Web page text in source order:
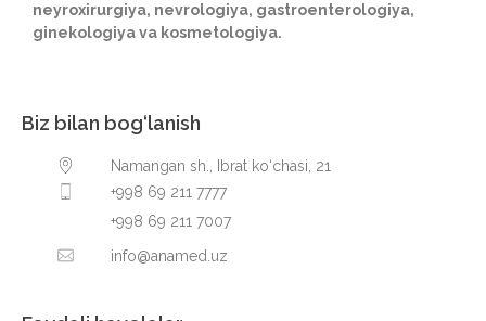
neyroxirurgiya, nevrologiya, gastroenterologiya,
ginekologiya va kosmetologiya.
Biz bilan bog‘lanish
Namangan sh., Ibrat ko‘chasi, 21
+998 69 211 7777
+998 69 211 7007
info@anamed.uz